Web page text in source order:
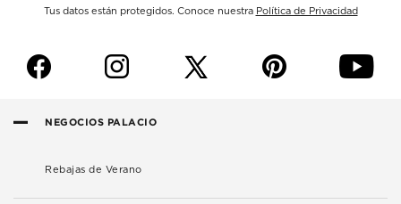
Tus datos están protegidos. Conoce nuestra Política de Privacidad
f i p y
NEGOCIOS PALACIO
Rebajas de Verano